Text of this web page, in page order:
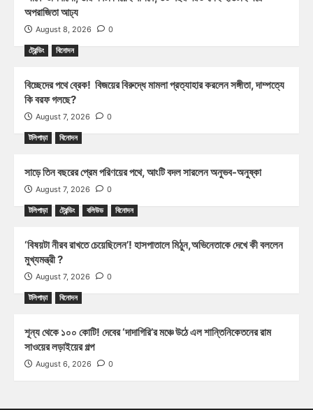
অপরাজিতা আঢ্য
August 8, 2026 0
ট্রেন্ডিং বিনোদন
বিচ্ছেদের পথে ব্রেক! বিজয়ের বিরুদ্ধে মামলা প্রত্যাহার করলেন সঙ্গীতা, দাম্পত্যে
কি বরফ গলছে?
August 7, 2026 0
টলিপাড়া বিনোদন
সাড়ে তিন বছরের প্রেম পরিণয়ের পথে, আংটি বদল সারলেন অনুভব-অনুষ্কা
August 7, 2026 0
টলিপাড়া ট্রেন্ডিং বলিউড বিনোদন
‘বিষয়টা নীরব রাখতে চেয়েছিলেন’! হাসপাতালে মিঠুন,অভিনেতাকে দেখে কী বললেন
মুখ্যমন্ত্রী ?
August 7, 2026 0
টলিপাড়া বিনোদন
শূন্য থেকে ১০০ কোটি! দেবের ‘দাদাগিরি’র মঞ্চে উঠে এল শান্তিনিকেতনের রাম
সাওয়ের লড়াইয়ের গল্প
August 6, 2026 0